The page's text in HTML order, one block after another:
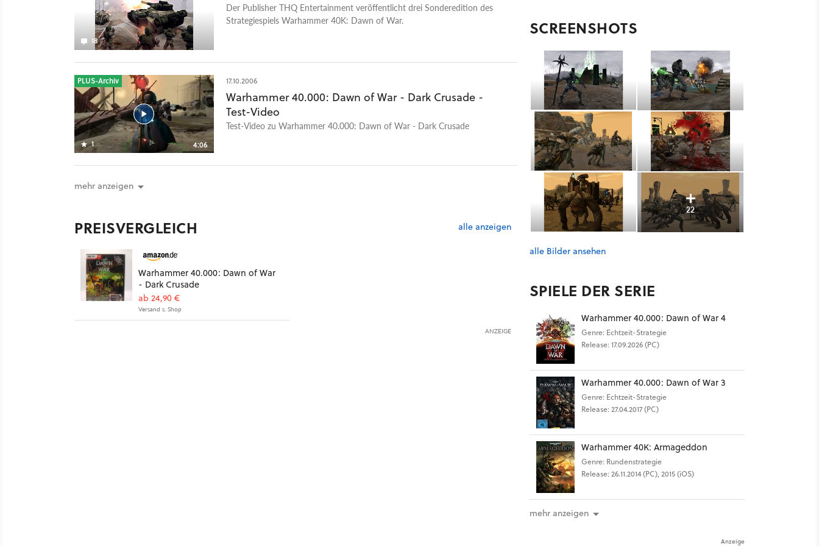
verstaubtes Nischengenre, sondern brachte zu allen Zeiten Blockbuster
hervor. Was sind Ihre liebsten RTS-Spiele? Haben wir ein Spiel ausgelassen,
18
Der Publisher THQ Entertainment veröffentlicht drei Sonderedition des
Strategiespiels Warhammer 40K: Dawn of War.
1 4:06
PLUS-Archiv 17.10.2006
Warhammer 40.000: Dawn of War - Dark Crusade -
Test-Video
Test-Video zu Warhammer 40.000: Dawn of War - Dark Crusade
mehr anzeigen
PREISVERGLEICH alle anzeigen
Warhammer 40.000: Dawn of War
- Dark Crusade
ab 24,90 €
Versand s. Shop
ANZEIGE
SCREENSHOTS
22
alle Bilder ansehen
SPIELE DER SERIE
Warhammer 40.000: Dawn of War 4
Genre: Echtzeit-Strategie
Release: 17.09.2026 (PC)
Warhammer 40.000: Dawn of War 3
Genre: Echtzeit-Strategie
Release: 27.04.2017 (PC)
Warhammer 40K: Armageddon
Genre: Rundenstrategie
Release: 26.11.2014 (PC), 2015 (iOS)
mehr anzeigen